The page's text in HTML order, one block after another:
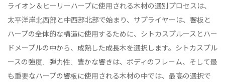
ライオン＆ヒーリーハープに使用される木材の選別プロセスは、
太平洋岸北西部と中西部北部で始まり、サプライヤーは、響板と
ハープの全体的な構造に使用するために、シトカスプルースとハー
ドメープルの中から、成熟した成長木を選択します。シトカスプル
ースの強度、弾力性、豊かな響きは、ボディのフレーム、そして最
も重要なハープの響板に使用される木材の中では、最高の選択で